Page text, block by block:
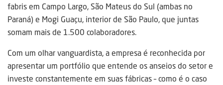
fabris em Campo Largo, São Mateus do Sul (ambas no
Paraná) e Mogi Guaçu, interior de São Paulo, que juntas
somam mais de 1.500 colaboradores.
Com um olhar vanguardista, a empresa é reconhecida por
apresentar um portfólio que entende os anseios do setor e
investe constantemente em suas fábricas – como é o caso